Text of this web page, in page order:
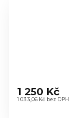
hodnocení
produktu
1 033,06 Kč bez DPH
1 250 Kč